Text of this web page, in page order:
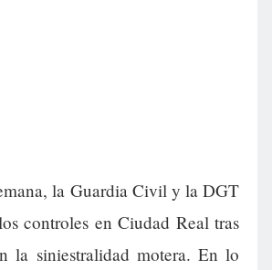
la Guardia Civil y la DGT
controles en Ciudad Real tras
la siniestralidad motera. En lo